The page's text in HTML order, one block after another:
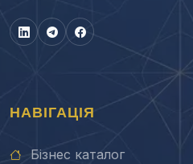
НАВІГАЦІЯ
Бізнес каталог